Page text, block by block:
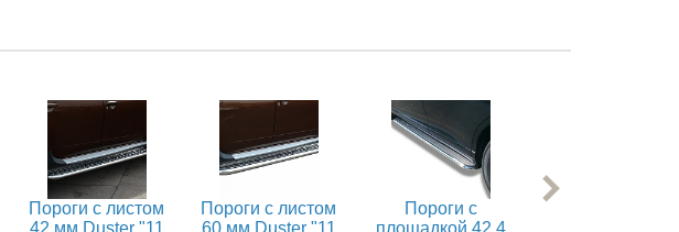
Пороги с листом
42 мм Duster "11
Пороги с листом
60 мм Duster "11
Пороги с
площадкой 42,4